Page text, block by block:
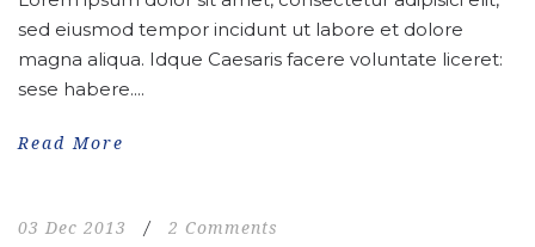
sed eiusmod tempor incidunt ut labore et dolore
magna aliqua. Idque Caesaris facere voluntate liceret:
sese habere....
Read More
03 Dec 2013 / 2 Comments